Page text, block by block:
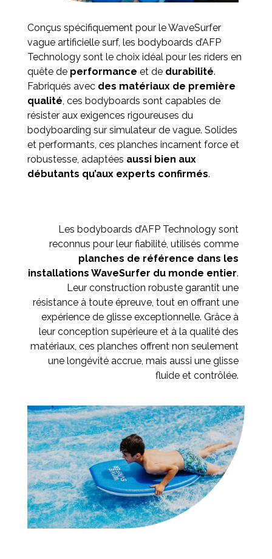
Conçus spécifiquement pour le WaveSurfer
vague artificielle surf, les bodyboards d’AFP
Technology sont le choix idéal pour les riders en
quête de performance et de durabilité.
Fabriqués avec des matériaux de première
qualité, ces bodyboards sont capables de
résister aux exigences rigoureuses du
bodyboarding sur simulateur de vague. Solides
et performants, ces planches incarnent force et
robustesse, adaptées aussi bien aux
débutants qu’aux experts confirmés.
Les bodyboards d’AFP Technology sont
reconnus pour leur fiabilité, utilisés comme
planches de référence dans les
installations WaveSurfer du monde entier.
Leur construction robuste garantit une
résistance à toute épreuve, tout en offrant une
expérience de glisse exceptionnelle. Grâce à
leur conception supérieure et à la qualité des
matériaux, ces planches offrent non seulement
une longévité accrue, mais aussi une glisse
fluide et contrôlée.